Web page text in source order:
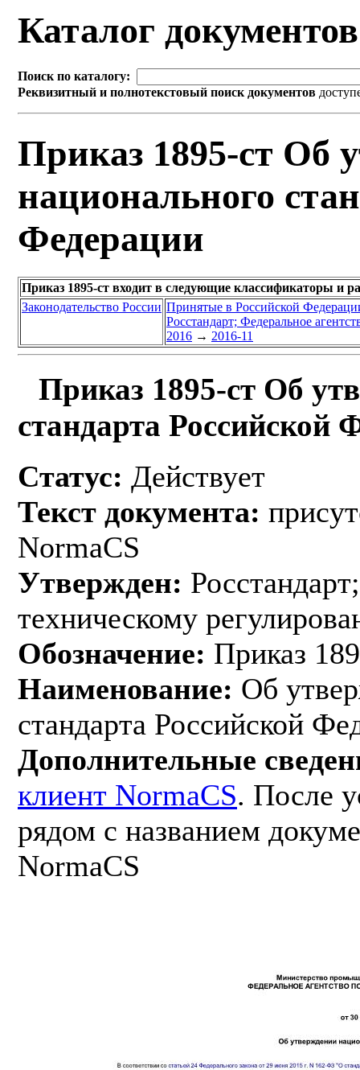
Каталог
Поиск по каталогу:
Реквизитный и полнотекстовый поиск документов
Приказ 1895-ст Об
национального
Федерации
Приказ 1895-ст входит в следующие классификаторы и
Законодательство России Принятые в Российской
Росстандарт; Федеральное
2016 → 2016-11
Приказ 1895-ст Об
стандарта Российской
Статус: Действует
Текст документа:
NormaCS
Утвержден:
техническому
Обозначение: Приказ
Наименование: Об
стандарта Российской
Дополнительные
клиент NormaCS. После
рядом с названием
NormaCS